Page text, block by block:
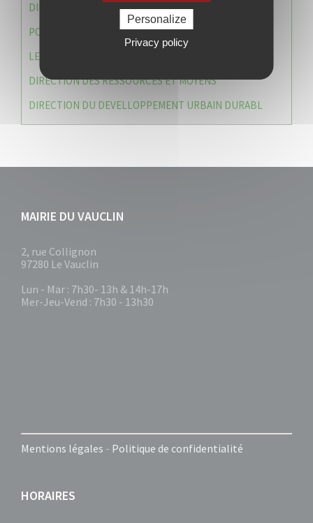
DIRECTION DES SERVICES TECHNIQUES
POLICE MUNICIPALE
LE CABINET DU MAIRE
DIRECTION DES RESSOURCES ET MOYENS
DIRECTION DU DEVELLOPPEMENT URBAIN DURABL
MAIRIE DU VAUCLIN
2, rue Collignon
97280 Le Vauclin
Lun - Mar : 7h30- 13h & 14h-17h
Mer-Jeu-Vend : 7h30 - 13h30
Mentions légales - Politique de confidentialité
HORAIRES
Personalize
Privacy policy